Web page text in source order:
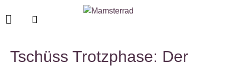
Tschüss Trotzphase: Der